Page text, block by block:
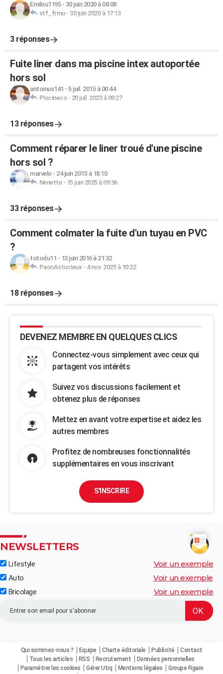
Emilou1195- 30 juin 2020 à 08:08
stf_frmu- 30 juin 2020 à 17:13
3 réponses
Fuite liner dans ma piscine intex autoportée
hors sol
antoinus141 - 5 juil. 2015 à 00:44
Piscineco- 20 juil. 2023 à 09:27
13 réponses
Comment réparer le liner troué d'une piscine
hors sol ?
marvelo- 24 juin 2015 à 18:10
Nenette- 15 juin 2025 à 09:36
33 réponses
Comment colmater la fuite d'un tuyau en PVC
?
totodu11 - 13 juin 2016 à 21:32
PaonAstucieux - 4 nov. 2025 à 10:22
18 réponses
DEVENEZ MEMBRE EN QUELQUES CLICS
Connectez-vous simplement avec ceux qui
partagent vos intérêts
Suivez vos discussions facilement et
obtenez plus de réponses
Mettez en avant votre expertise et aidez les
autres membres
Profitez de nombreuses fonctionnalités
supplémentaires en vous inscrivant
S'INSCRIRE
NEWSLETTERS
Lifestyle Voir un exemple
Auto Voir un exemple
Bricolage Voir un exemple
Qui sommes-nous ? Equipe Charte éditoriale Publicité
Contact
Tous les articles
RSS Recrutement
Données personnelles
Paramétrer les cookies
Gérer Utiq Mentions légales
Groupe Figaro